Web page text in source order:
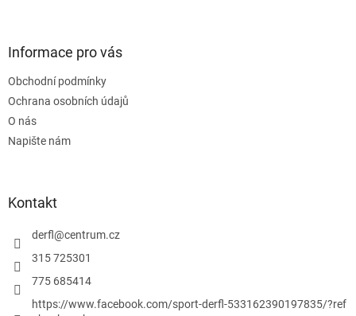
Informace pro vás
Obchodní podmínky
Ochrana osobních údajů
O nás
Napište nám
Kontakt
derfl@centrum.cz
315 725301
775 685414
https://www.facebook.com/sport-derfl-533162390197835/?ref